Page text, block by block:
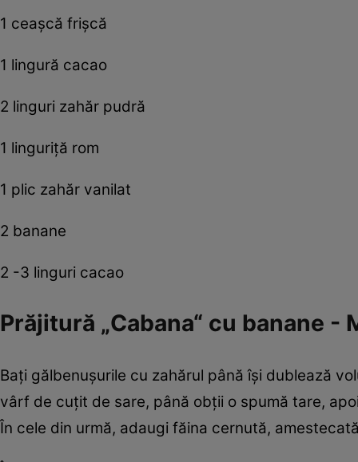
1 ceaşcă frişcă
1 lingură cacao
2 linguri zahăr pudră
1 linguriţă rom
1 plic zahăr vanilat
2 banane
2 -3 linguri cacao
Prăjitură „Cabana“ cu banane -
Baţi gălbenuşurile cu zahărul până îşi dublează
vârf de cuţit de sare, până obţii o spumă tare,
În cele din urmă, adaugi făina cernută,